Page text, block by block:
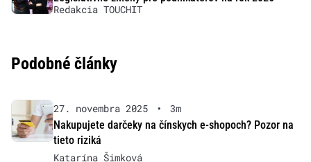
Redakcia TOUCHIT
Podobné články
27. novembra 2025 •
3m
Nakupujete darčeky na čínskych e-shopoch? Pozor na
tieto riziká
Katarína Šimková